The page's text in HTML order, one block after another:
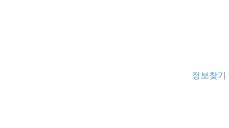
정보찾기